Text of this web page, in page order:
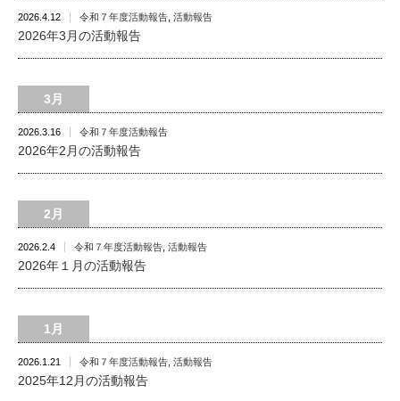
2026.4.12 令和７年度活動報告 活動報告
2026年3月の活動報告
3月
2026.3.16 令和７年度活動報告
2026年2月の活動報告
2月
2026.2.4 令和７年度活動報告 活動報告
2026年１月の活動報告
1月
2026.1.21 令和７年度活動報告 活動報告
2025年12月の活動報告